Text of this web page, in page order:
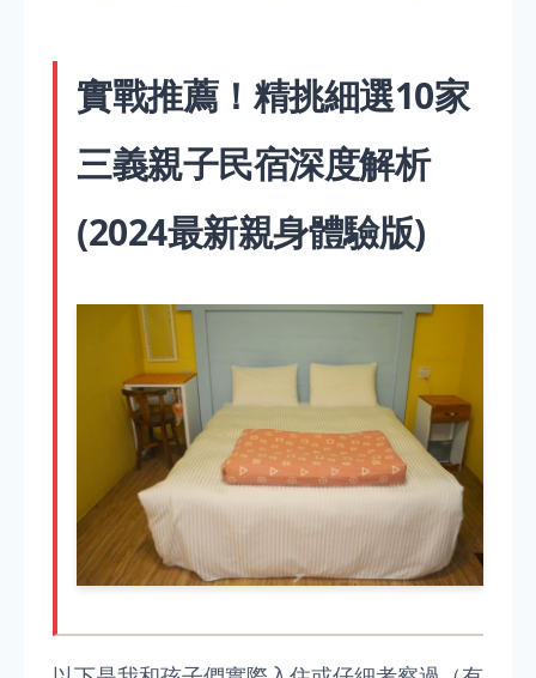
實戰推薦！精挑細選10家
三義親子民宿深度解析
(2024最新親身體驗版)